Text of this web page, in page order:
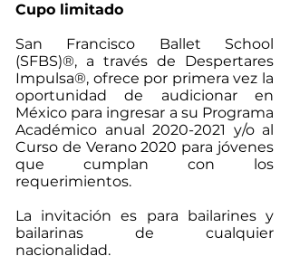
Cupo limitado
San Francisco Ballet School
(SFBS)®, a través de Despertares
Impulsa®, ofrece por primera vez la
oportunidad de audicionar en
México para ingresar a su Programa
Académico anual 2020-2021 y/o al
Curso de Verano 2020 para jóvenes
que cumplan con los
requerimientos.
La invitación es para bailarines y
bailarinas de cualquier
nacionalidad.